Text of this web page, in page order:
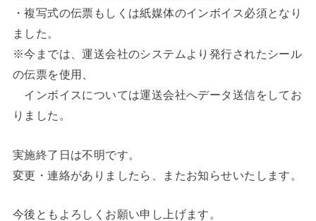
・複写式の伝票もしくは紙媒体のインボイス必須となり
ました。
※今までは、運送会社のシステムより発行されたシール
の伝票を使用、
インボイスについては運送会社へデータ送信をしてお
りました。
実施終了日は不明です。
変更・連絡がありましたら、またお知らせいたします。
今後ともよろしくお願い申し上げます。